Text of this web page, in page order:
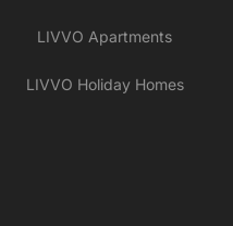
LIVVO Apartments
LIVVO Holiday Homes